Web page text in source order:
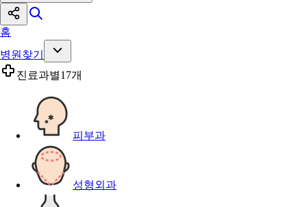
홈
병원찾기
진료과별17개
피부과
성형외과